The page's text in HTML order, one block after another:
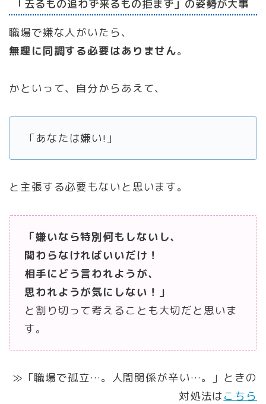
「去るもの追わず来るもの拒まず」の姿勢が大事
職場で嫌な人がいたら、
無理に同調する必要はありません。
かといって、自分からあえて、
「あなたは嫌い!」
と主張する必要もないと思います。
「嫌いなら特別何もしないし、
関わらなければいいだけ！
相手にどう言われようが、
思われようが気にしない！」
と割り切って考えることも大切だと思いま
す。
≫「職場で孤立…。人間関係が辛い…。」ときの
対処法はこちら